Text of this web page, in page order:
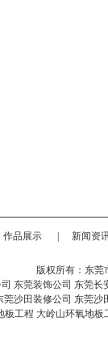
作品展示 新闻资
版权所有：东莞
东莞装饰公司 东莞长
莞沙田装修公司 东莞沙
板工程 大岭山环氧地板